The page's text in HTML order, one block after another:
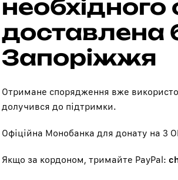
доставлена
Запоріжжя
Отримане спорядження вже
долучився до підтримки.
Офіційна Монобанка для донату на 3
Якщо за кордоном, тримайте PayPal: